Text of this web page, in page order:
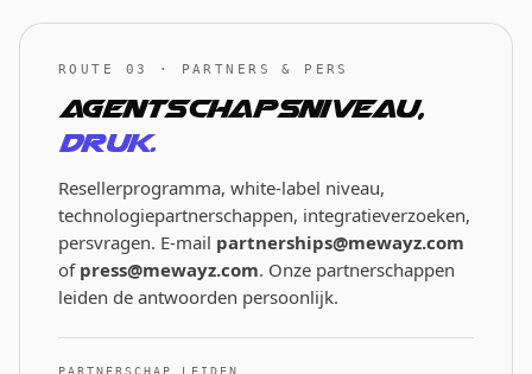
ROUTE 03 · PARTNERS & PERS
Agentschapsniveau,
druk.
Resellerprogramma, white-label niveau,
technologiepartnerschappen, integratieverzoeken,
persvragen. E-mail partnerships@mewayz.com
of press@mewayz.com. Onze partnerschappen
leiden de antwoorden persoonlijk.
PARTNERSCHAP LEIDEN